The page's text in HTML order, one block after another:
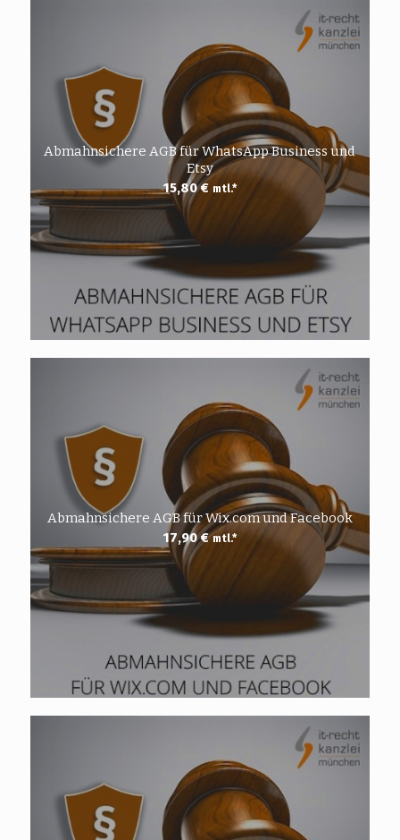
Abmahnsichere AGB für WhatsApp Business und
Etsy
15,80€ mtl.*
Abmahnsichere AGB für Wix.com und Facebook
17,90€ mtl.*